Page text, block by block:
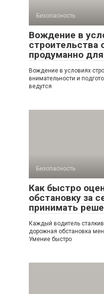
Безопасность
Вождение в
строительства
продуманно
Вождение в условиях
внимательности и
ведутся
Безопасность
Как быстро
обстановку за
принимать
Каждый водитель
дорожная обстановка
Умение быстро